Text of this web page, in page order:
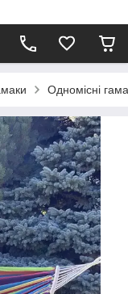
Одномісні